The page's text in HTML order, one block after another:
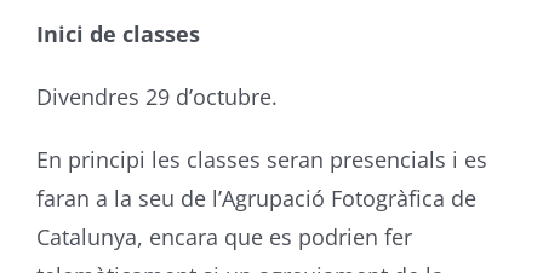
Inici de classes
Divendres 29 d’octubre.
En principi les classes seran presencials i es
faran a la seu de l’Agrupació Fotogràfica de
Catalunya, encara que es podrien fer